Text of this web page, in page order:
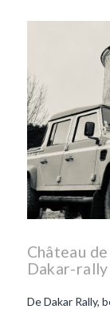
Château
Dakar-
De Dakar Rally,